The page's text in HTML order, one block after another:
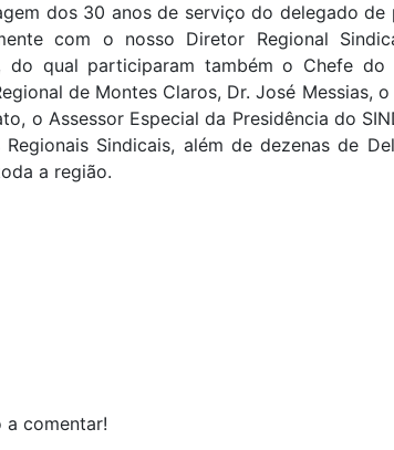
dos 30 anos de serviço do delegado de
com o nosso Diretor Regional
do qual participaram também o Chefe do
de Montes Claros, Dr. José Messias,
o Assessor Especial da Presidência do
Sindicais, além de dezenas de
a região.
a comentar!